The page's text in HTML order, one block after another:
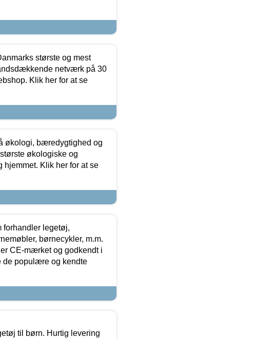
største og mest
netværk på 30
Klik her for at se
økologi, bæredygtighed og
økologiske og
hjemmet. Klik her for at se
forhandler legetøj,
børnecykler, m.m.
CE-mærket og godkendt i
de populære og kendte
til børn. Hurtig levering